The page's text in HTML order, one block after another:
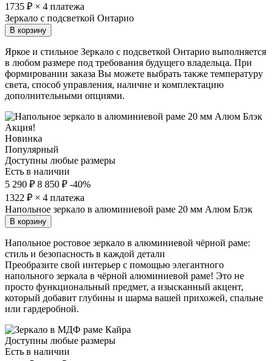
1735 ₽ × 4 платежа
Зеркало с подсветкой Онтарио
В корзину
Яркое и стильное Зеркало с подсветкой Онтарио выполняется
в любом размере под требования будущего владельца. При
формировании заказа Вы можете выбрать также температуру
света, способ управления, наличие и комплектацию
дополнительными опциями.
Акция!
Новинка
Популярный
Доступны любые размеры
Есть в наличии
5 290 ₽ 8 850 ₽ -40%
1322 ₽ × 4 платежа
Напольное зеркало в алюминиевой раме 20 мм Алюм Блэк
В корзину
Напольное ростовое зеркало в алюминиевой чёрной раме:
стиль и безопасность в каждой детали
Преобразите свой интерьер с помощью элегантного
напольного зеркала в чёрной алюминиевой раме! Это не
просто функциональный предмет, а изысканный акцент,
который добавит глубины и шарма вашей прихожей, спальне
или гардеробной.
Доступны любые размеры
Есть в наличии